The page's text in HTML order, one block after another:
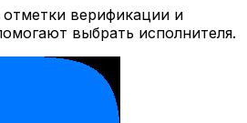
верификации и
выбрать исполнителя.